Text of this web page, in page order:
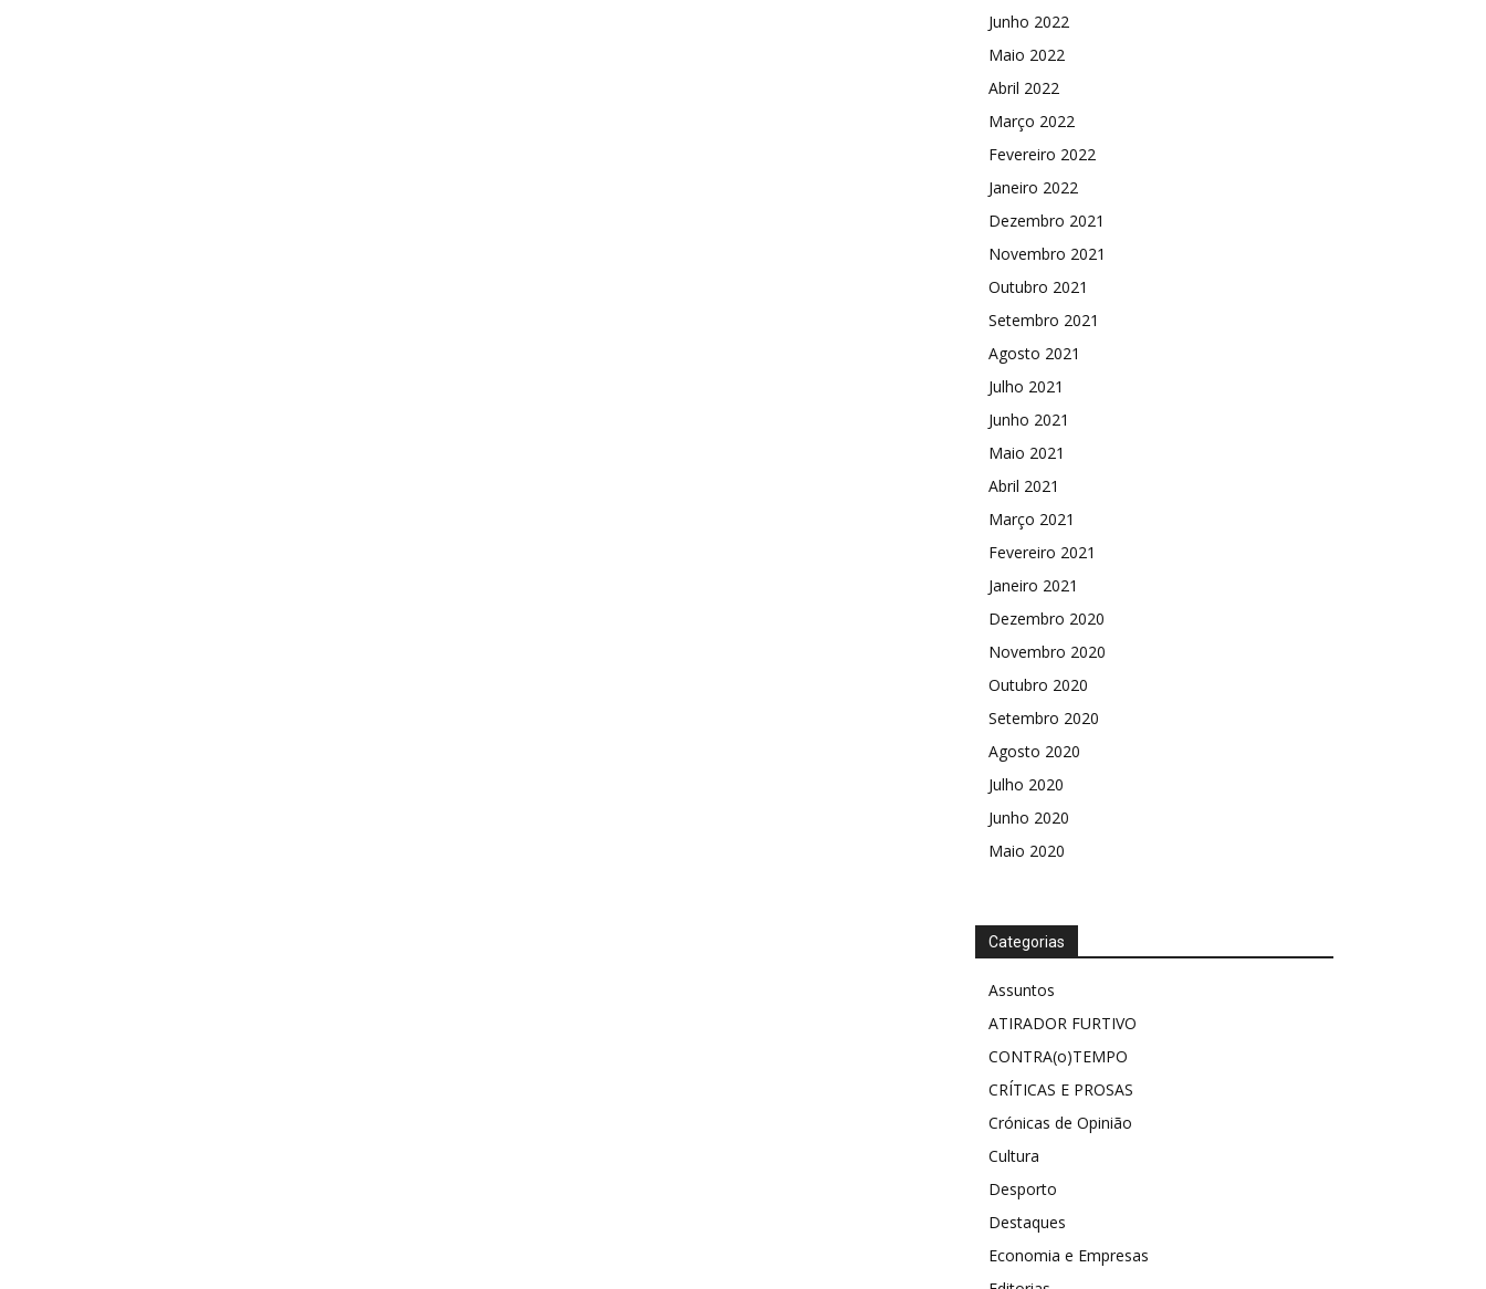
Junho 2022
Maio 2022
Abril 2022
Março 2022
Fevereiro 2022
Janeiro 2022
Dezembro 2021
Novembro 2021
Outubro 2021
Setembro 2021
Agosto 2021
Julho 2021
Junho 2021
Maio 2021
Abril 2021
Março 2021
Fevereiro 2021
Janeiro 2021
Dezembro 2020
Novembro 2020
Outubro 2020
Setembro 2020
Agosto 2020
Julho 2020
Junho 2020
Maio 2020
Categorias
Assuntos
ATIRADOR FURTIVO
CONTRA(o)TEMPO
CRÍTICAS E PROSAS
Crónicas de Opinião
Cultura
Desporto
Destaques
Economia e Empresas